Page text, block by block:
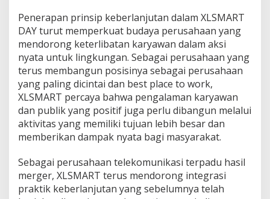
Penerapan prinsip keberlanjutan dalam XLSMART
DAY turut memperkuat budaya perusahaan yang
mendorong keterlibatan karyawan dalam aksi
nyata untuk lingkungan. Sebagai perusahaan yang
terus membangun posisinya sebagai perusahaan
yang paling dicintai dan best place to work,
XLSMART percaya bahwa pengalaman karyawan
dan publik yang positif juga perlu dibangun melalui
aktivitas yang memiliki tujuan lebih besar dan
memberikan dampak nyata bagi masyarakat.
Sebagai perusahaan telekomunikasi terpadu hasil
merger, XLSMART terus mendorong integrasi
praktik keberlanjutan yang sebelumnya telah